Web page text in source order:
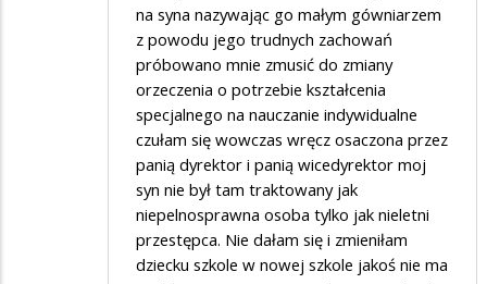
na syna nazywając go małym gówniarzem
z powodu jego trudnych zachowań
próbowano mnie zmusić do zmiany
orzeczenia o potrzebie kształcenia
specjalnego na nauczanie indywidualne
czułam się wowczas wręcz osaczona przez
panią dyrektor i panią wicedyrektor moj
syn nie był tam traktowany jak
niepelnosprawna osoba tylko jak nieletni
przestępca. Nie dałam się i zmieniłam
dziecku szkole w nowej szkole jakoś nie ma